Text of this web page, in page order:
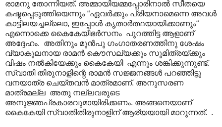
രാമനു തോന്നിയത്. അമ്മായിയമ്മപ്പോരിനാല്‍ സീതയെ
കഷ്ടപ്പെടുത്തിയെന്നും “ഏവര്‍ക്കും പ്രിയനാമെന്നെ അവള്‍
കാട്ടിലയച്ചല്ലൊ, ഇപ്പോള്‍ കൃതാര്‍ത്ഥയായിക്കാണും“
എന്നൊക്കെ കൈകേയീഭര്‍സനം ‍ പുറത്തിട്ട ആളാണ്
അദ്ദേഹം. അതിനും മുൻപു ഗംഗാതരണത്തിനു ശേഷം
വ്യാകുലനായ രാമൻ കൌസല്യക്കും സുമിത്രയ്ക്കും
വിഷം നൽകിയേക്കും കൈകേയി എന്നും ശങ്കിക്കുന്നുണ്ട്.
സ്വാതി തിരുനാളിന്റെ രാമന്‍ സജ്ജനങ്ങള്‍ പറഞ്ഞിട്ടു
വനയാത്ര ചെയ്തവന്‍ മാത്രമാണ്. അനുസരണ
മാത്രമല്ല അതു നല്ലവരുടെ
അനുജ്ഞപ്രകാരവുമായിരിക്കണം. അങ്ങനെയാണ്
കൈകേയി സ്വാതിതിരുനാളിന് ആര്യയായി മാറുന്നത്. .